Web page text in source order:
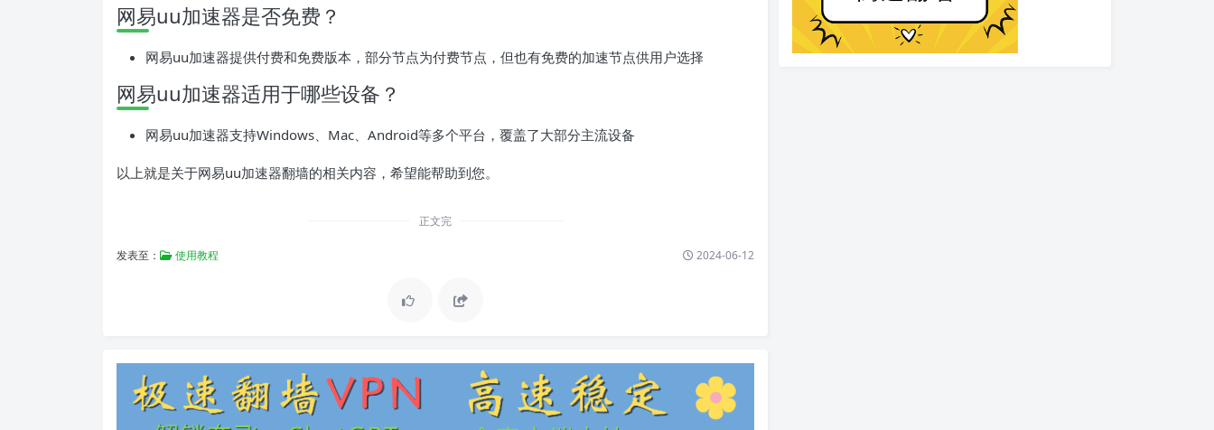
网易uu加速器是否免费？
网易uu加速器提供付费和免费版本，部分节点为付费节点，但也有免费的加速节点供用户选择
网易uu加速器适用于哪些设备？
网易uu加速器支持Windows、Mac、Android等多个平台，覆盖了大部分主流设备
以上就是关于网易uu加速器翻墙的相关内容，希望能帮助到您。
正文完
发表至： 使用教程 2024-06-12